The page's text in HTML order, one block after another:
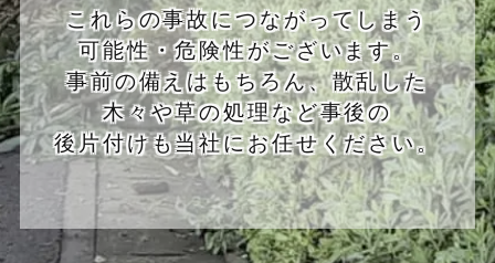
これらの事故につながってしまう
可能性・危険性がございます。
事前の備えはもちろん、散乱した
木々や草の処理など事後の
後片付けも当社にお任せください。